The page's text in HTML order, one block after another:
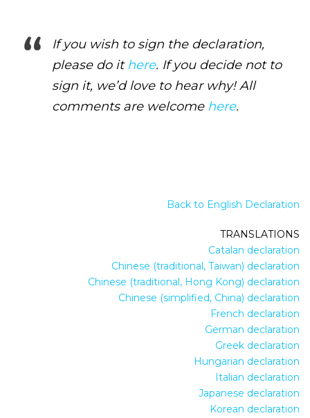
If you wish to sign the declaration,
please do it here. If you decide not to
sign it, we’d love to hear why! All
comments are welcome here.
Back to English Declaration
TRANSLATIONS
Catalan declaration
Chinese (traditional, Taiwan) declaration
Chinese (traditional, Hong Kong) declaration
Chinese (simplified, China) declaration
French declaration
German declaration
Greek declaration
Hungarian declaration
Italian declaration
Japanese declaration
Korean declaration